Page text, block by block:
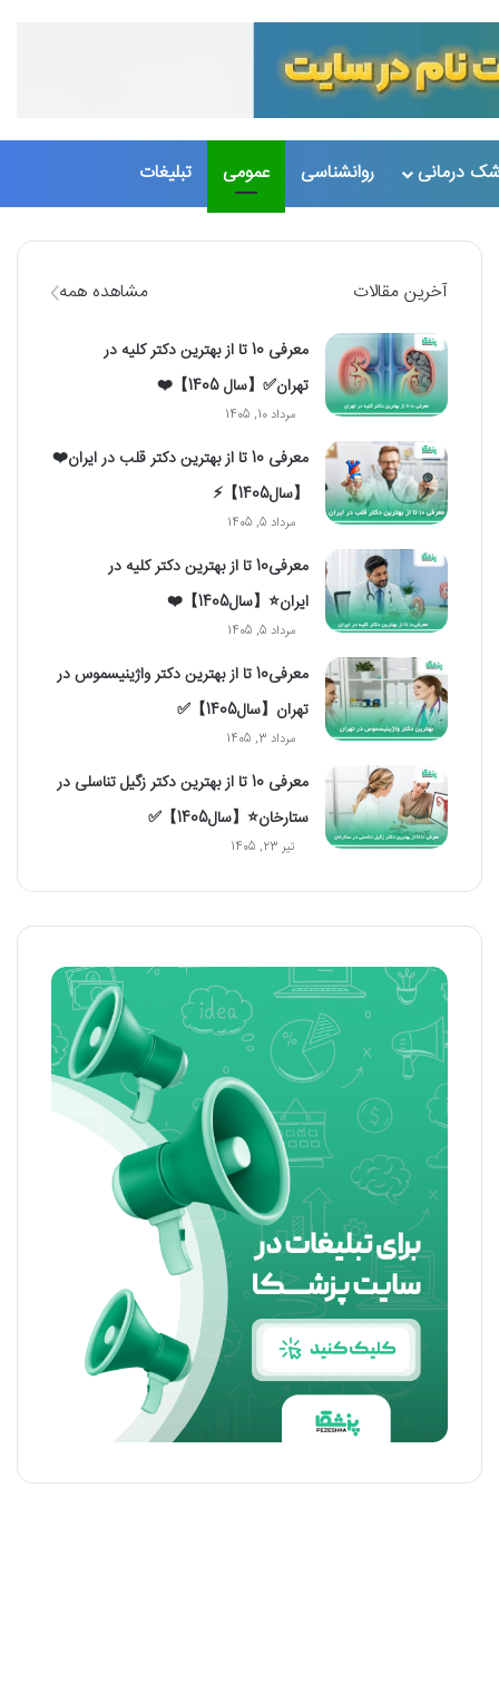
درمانی روانشناسی عمومی تبلیغات
آخرین مقالات مشاهده همه
معرفی 10 تا از بهترین دکتر کلیه در
تهران✅【سال 1405】❤️
مرداد 10, 1405
معرفی 10 تا از بهترین دکتر قلب در ایران❤️
【سال1405】⚡️
مرداد 5, 1405
معرفی10 تا از بهترین دکتر کلیه در
ایران⭐【سال1405】❤️
مرداد 5, 1405
معرفی10 تا از بهترین دکتر واژینیسموس در
تهران【سال1405】✅
مرداد 3, 1405
معرفی 10 تا از بهترین دکتر زگیل تناسلی در
ستارخان⭐【سال1405】✅
تیر 23, 1405